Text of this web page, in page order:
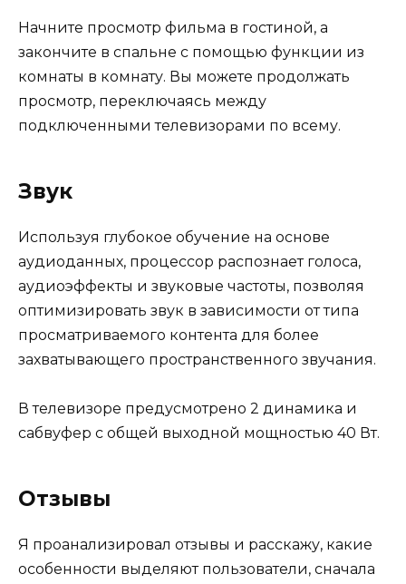
Начните просмотр фильма в гостиной, а
закончите в спальне с помощью функции из
комнаты в комнату. Вы можете продолжать
просмотр, переключаясь между
подключенными телевизорами по всему.
Звук
Используя глубокое обучение на основе
аудиоданных, процессор распознает голоса,
аудиоэффекты и звуковые частоты, позволяя
оптимизировать звук в зависимости от типа
просматриваемого контента для более
захватывающего пространственного звучания.
В телевизоре предусмотрено 2 динамика и
сабвуфер с общей выходной мощностью 40 Вт.
Отзывы
Я проанализировал отзывы и расскажу, какие
особенности выделяют пользователи, сначала